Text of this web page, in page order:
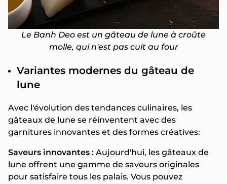
Le Banh Deo est un gâteau de lune à croûte
molle, qui n'est pas cuit au four
Variantes modernes du gâteau de
lune
Avec l'évolution des tendances culinaires, les
gâteaux de lune se réinventent avec des
garnitures innovantes et des formes créatives:
Saveurs innovantes : Aujourd'hui, les gâteaux de
lune offrent une gamme de saveurs originales
pour satisfaire tous les palais. Vous pouvez